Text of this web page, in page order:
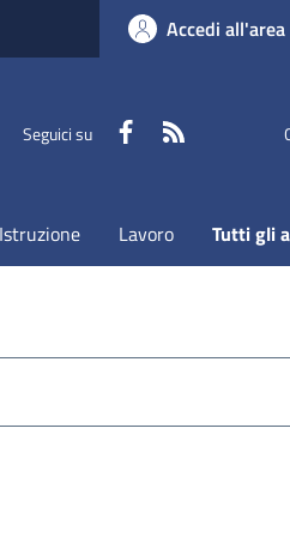
Accedi
Seguici su Faceboook
Istruzione Lavoro Tutti gli